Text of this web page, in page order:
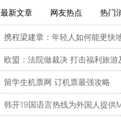
最新文章 网友热点 热门
携程梁建章：年轻人如何能更快地成
欧盟：法院做裁决 打击福利旅游及福
留学生机票网 订机票最强攻略
韩开19国语言热线为外国人提供MERS信息